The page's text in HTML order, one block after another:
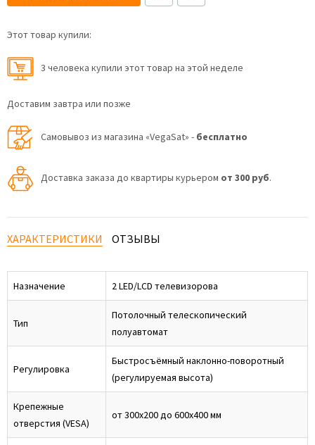
Этот товар купили:
3 человекa купили этот товар на этой неделе
Доставим завтра или позже
Самовывоз из магазина «VegaSat» - бесплатно
Доставка заказа до квартиры курьером от 300 руб.
ХАРАКТЕРИСТИКИ ОТЗЫВЫ
Назначение 2 LED/LCD телевизорова
Тип
Потолочный телескопический
полуавтомат
Регулировка
Быстросъёмный наклонно-поворотный
(регулируемая высота)
Крепежные
отверстия (VESA)
от 300x200 до 600x400 мм